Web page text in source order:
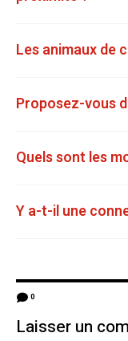
Les animaux de
Proposez-vous
Quels sont les
Y a-t-il une
0
Laisser un